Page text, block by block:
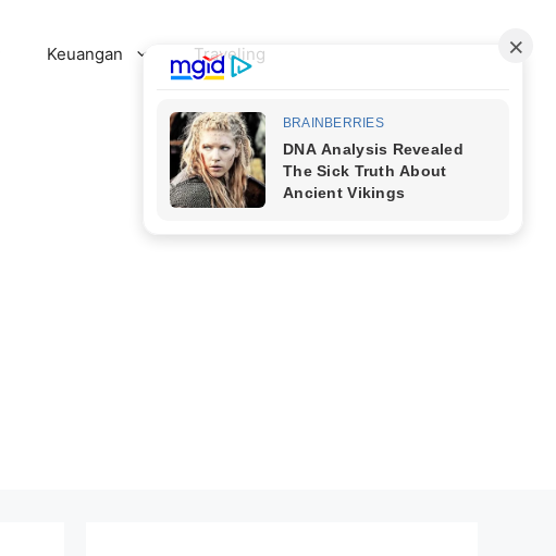
Keuangan Traveling